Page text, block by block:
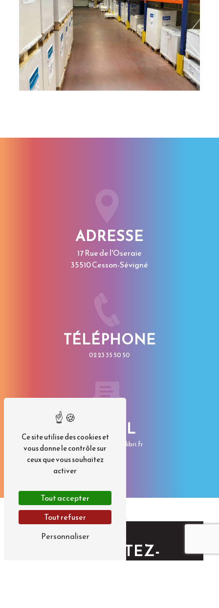
ADRESSE
17 Rue de l'Oseraie
35510 Cesson-Sévigné
TÉLÉPHONE
02 23 35 50 50
E-MAIL
contact@imp-colibri.fr
CONTACTEZ-
NOUS
Ce site utilise des cookies et
vous donne le contrôle sur
ceux que vous souhaitez
activer
Tout accepter
Tout refuser
Personnaliser